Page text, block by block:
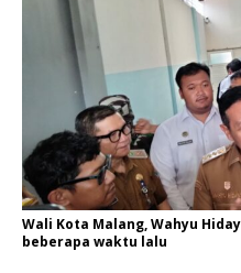
Wali Kota Malang, Wahyu
beberapa waktu lalu